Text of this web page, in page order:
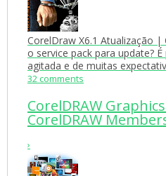
CorelDraw X6.1 Atualização
o service pack para update?
agitada e de muitas
32 comments
CorelDRAW
CorelDRAW
›